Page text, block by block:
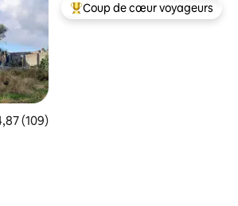
: 5 sur 5
appréciés
moyenne sur la base de 109
(109)
Coups de cœur voyageurs les
Coup de cœur voyageurs